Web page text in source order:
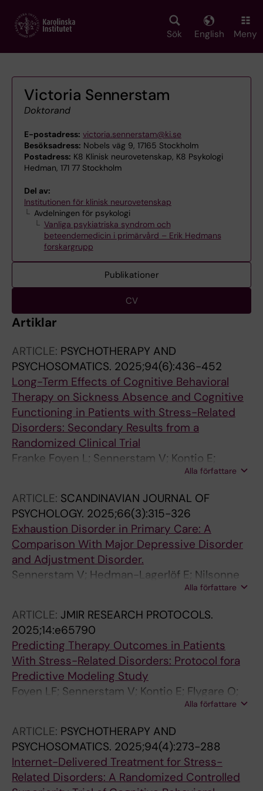
main
Sök English Meny
Victoria Sennerstam
Doktorand
E-postadress: victoria.sennerstam@ki.se
Besöksadress: Nobels väg 9, 17165 Stockholm
Postadress: K8 Klinisk neurovetenskap, K8 Psykologi
Hedman, 171 77 Stockholm
Del av:
Institutionen för klinisk neurovetenskap
Avdelningen för psykologi
Vanliga psykiatriska syndrom och
beteendemedicin i primärvård – Erik Hedmans
forskargrupp
Publikationer
CV
Artiklar
ARTICLE: PSYCHOTHERAPY AND
PSYCHOSOMATICS. 2025;94(6):436-452
Long-Term Effects of Cognitive Behavioral
Therapy on Sickness Absence and Cognitive
Functioning in Patients with Stress-Related
Disorders: Secondary Results from a
Randomized Clinical Trial
Franke Foyen L; Sennerstam V; Kontio E;
Lekander M; Hedman-Lagerlof E; Lindsater E
Alla författare
ARTICLE: SCANDINAVIAN JOURNAL OF
PSYCHOLOGY. 2025;66(3):315-326
Exhaustion Disorder in Primary Care: A
Comparison With Major Depressive Disorder
and Adjustment Disorder.
Sennerstam V; Hedman-Lagerlöf E; Nilsonne
G; Lekander M; Rück C; Wallert J; Axelsson E;
Alla författare
ARTICLE: JMIR RESEARCH PROTOCOLS.
2025;14:e65790
Predicting Therapy Outcomes in Patients
With Stress-Related Disorders: Protocol fora
Predictive Modeling Study
Foyen LF; Sennerstam V; Kontio E; Flygare O;
Alla författare
ARTICLE: PSYCHOTHERAPY AND
PSYCHOSOMATICS. 2025;94(4):273-288
Internet-Delivered Treatment for Stress-
Related Disorders: A Randomized Controlled